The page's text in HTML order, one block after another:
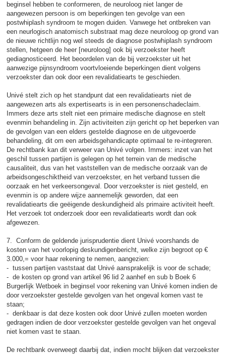
beginsel hebben te conformeren, de neuroloog niet langer de
aangewezen persoon is om beperkingen ten gevolge van een
postwhiplash syndroom te mogen duiden. Vanwege het ontbreken van
een neurlogisch anatomisch substraat mag deze neuroloog op grond van
de nieuwe richtlijn nog wel steeds de diagnose postwhiplash syndroom
stellen, hetgeen de heer [neuroloog] ook bij verzoekster heeft
gediagnosticeerd. Het beoordelen van de bij verzoekster uit het
aanwezige pijnsyndroom voortvloeiende beperkingen dient volgens
verzoekster dan ook door een revalidatiearts te geschieden.
Univé stelt zich op het standpunt dat een revalidatiearts niet de
aangewezen arts als expertisearts is in een personenschadeclaim.
Immers deze arts stelt niet een primaire medische diagnose en stelt
evenmin behandeling in. Zijn activiteiten zijn gericht op het beperken van
de gevolgen van een elders gestelde diagnose en de uitgevoerde
behandeling, dit om een arbeidsgehandicapte optimaal te re-integreren.
De rechtbank kan dit verweer van Univé volgen. Immers: inzet van het
geschil tussen partijen is gelegen op het terrein van de medische
causaliteit, dus van het vaststellen van de medische oorzaak van de
arbeidsongeschiktheid van verzoekster, en het verband tussen die
oorzaak en het verkeersongeval. Door verzoekster is niet gesteld, en
evenmin is op andere wijze aannemelijk geworden, dat een
revalidatiearts die geëigende deskundigheid als primaire activiteit heeft.
Het verzoek tot onderzoek door een revalidatiearts wordt dan ook
afgewezen.
7. Conform de geldende jurisprudentie dient Univé voorshands de
kosten van het voorlopig deskundigenbericht, welke zijn begroot op €
3.000,= voor haar rekening te nemen, aangezien:
- tussen partijen vaststaat dat Univé aansprakelijk is voor de schade;
- de kosten op grond van artikel 96 lid 2 aanhef en sub b Boek 6
Burgerlijk Wetboek in beginsel voor rekening van Univé komen indien de
door verzoekster gestelde gevolgen van het ongeval komen vast te
staan;
- denkbaar is dat deze kosten ook door Univé zullen moeten worden
gedragen indien de door verzoekster gestelde gevolgen van het ongeval
niet komen vast te staan.
De rechtbank overweegt daarbij dat, indien mocht blijken dat verzoekster